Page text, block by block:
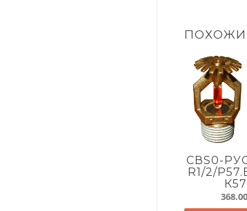
СВS0-
R1/2/
368.00